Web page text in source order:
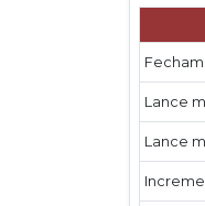
Lance
Lance